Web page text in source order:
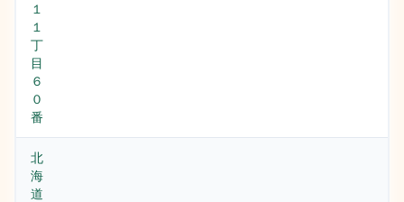
１
１
丁
目
６
０
番
北
海
道